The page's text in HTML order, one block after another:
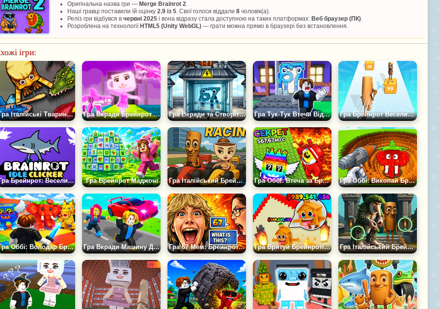
Оригінальна назва гри — Merge Brainrot 2.
Наші гравці поставили їй оцінку 2.9 із 5. Свої голоси віддали 8 чоловік(а).
Реліз гри відбувся в червні 2025 і вона відразу стала доступною на таких платформах: Веб браузер (ПК).
Розроблена на технології HTML5 (Unity WebGL) — грати можна прямо в браузері без встановлення.
ігри:
Гра Італійські Тварини Брейнрот Плейграунд Гра Вкради Брейнрот 100% Оригінал Гра Вкради та Створіть Брейнрот: Коротке Замикання Гра Тук-Тук Втечи Від Брейнротів Оббі +1 Магнат Гра Брейнрот Веселий Челлендж
Гра Брейнрот: Веселий Idle-клікер Гра Брейнрот Маджонг Гра Італійський Брейнрот Тунг Тунг Гонки Гра Оббі: Втеча за Брейнротами Гра Оббі: Викопай Брейнротів
Гра Оббі: Володар Брейнротів Гра Вкради Машину Дуель Гра 67 Мем: Брейнрот Чат Гра Врятуй Брейнротів Оббі Магнат Оригінал Тайкун 3D Гра Італійський Брейнрот: Знайди Відмінності